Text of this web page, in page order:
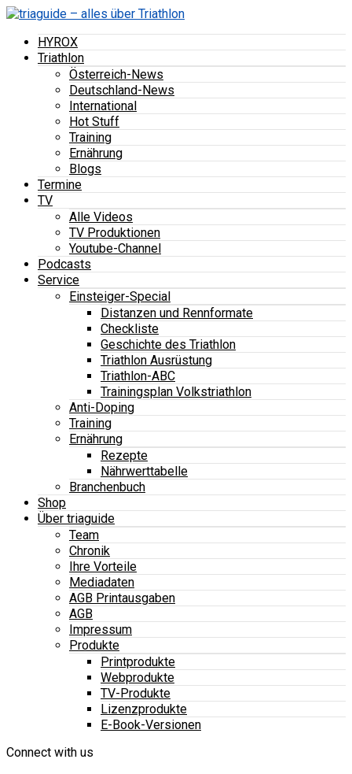
HYROX
Triathlon
Österreich-News
Deutschland-News
International
Hot Stuff
Training
Ernährung
Blogs
Termine
TV
Alle Videos
TV Produktionen
Youtube-Channel
Podcasts
Service
Einsteiger-Special
Distanzen und Rennformate
Checkliste
Geschichte des Triathlon
Triathlon Ausrüstung
Triathlon-ABC
Trainingsplan Volkstriathlon
Anti-Doping
Training
Ernährung
Rezepte
Nährwerttabelle
Branchenbuch
Shop
Über triaguide
Team
Chronik
Ihre Vorteile
Mediadaten
AGB Printausgaben
AGB
Impressum
Produkte
Printprodukte
Webprodukte
TV-Produkte
Lizenzprodukte
E-Book-Versionen
Connect with us